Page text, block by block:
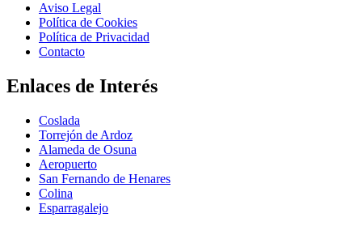
Aviso Legal
Política de Cookies
Política de Privacidad
Contacto
Enlaces de Interés
Coslada
Torrejón de Ardoz
Alameda de Osuna
Aeropuerto
San Fernando de Henares
Colina
Esparragalejo